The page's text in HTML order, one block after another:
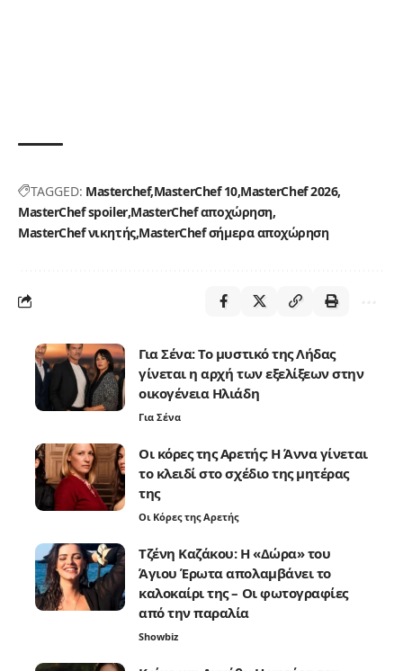
TAGGED: Masterchef MasterChef 10 MasterChef 2026
MasterChef spoiler MasterChef αποχώρηση
MasterChef νικητής MasterChef σήμερα αποχώρηση
Για Σένα: Το μυστικό της Λήδας
γίνεται η αρχή των εξελίξεων στην
οικογένεια Ηλιάδη
Για Σένα
Οι κόρες της Αρετής: Η Άννα γίνεται
το κλειδί στο σχέδιο της μητέρας
της
Οι Κόρες της Αρετής
Τζένη Καζάκου: Η «Δώρα» του
Άγιου Έρωτα απολαμβάνει το
καλοκαίρι της – Οι φωτογραφίες
από την παραλία
Showbiz